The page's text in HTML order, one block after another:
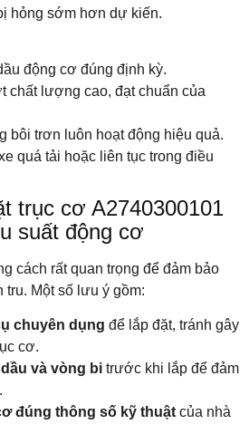
hỏng sớm hơn dự kiến.
động cơ đúng định kỳ.
chất lượng cao, đạt chuẩn của
bôi trơn luôn hoạt động hiệu quả.
quá tải hoặc liên tục trong điều
trục cơ A2740300101
suất động cơ
cách rất quan trọng để đảm bảo
Một số lưu ý gồm:
chuyên dụng để lắp đặt, tránh gây
cơ.
và vòng bi trước khi lắp để đảm
đúng thông số kỹ thuật của nhà